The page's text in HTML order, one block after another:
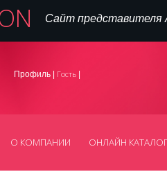
Сайт представителя
Профиль | Гость
О КОМПАНИИ ОНЛАЙН